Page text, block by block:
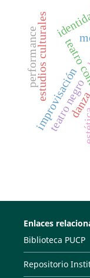
improvisación
teatro negro
estudios culturales
performance
Enlaces
Biblioteca PUCP
Repositorio